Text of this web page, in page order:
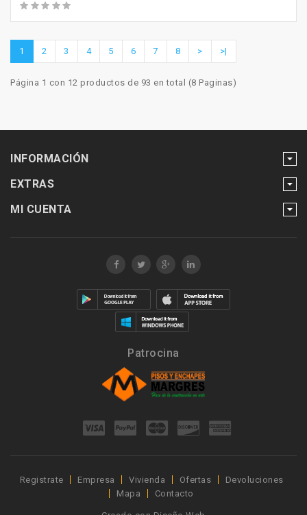
1 2 3 4 5 6 7 8 > >|
Página 1 con 12 productos de 93 en total (8 Paginas)
INFORMACIÓN
EXTRAS
MI CUENTA
Patrocina
Registrate Empresa Vivienda Ofertas
Devoluciones
Mapa
Contacto